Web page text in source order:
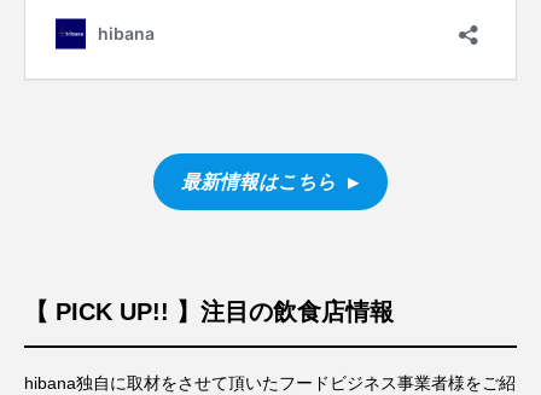
最新情報はこちら ▶︎
【 PICK UP!! 】注目の飲食店情報
hibana独自に取材をさせて頂いたフードビジネス事業者様をご紹